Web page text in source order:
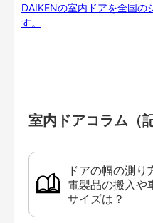
DAIKENの室内ドアを全国の
す。
室内ドアコラム（記
ドアの幅の測
電製品の搬入や
サイズは？